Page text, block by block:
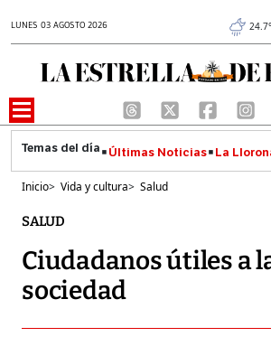
LUNES 03 AGOSTO 2026
Últimas Noticias La
Inicio> Vida y cultura> Salud
SALUD
Ciudadanos útiles a
sociedad